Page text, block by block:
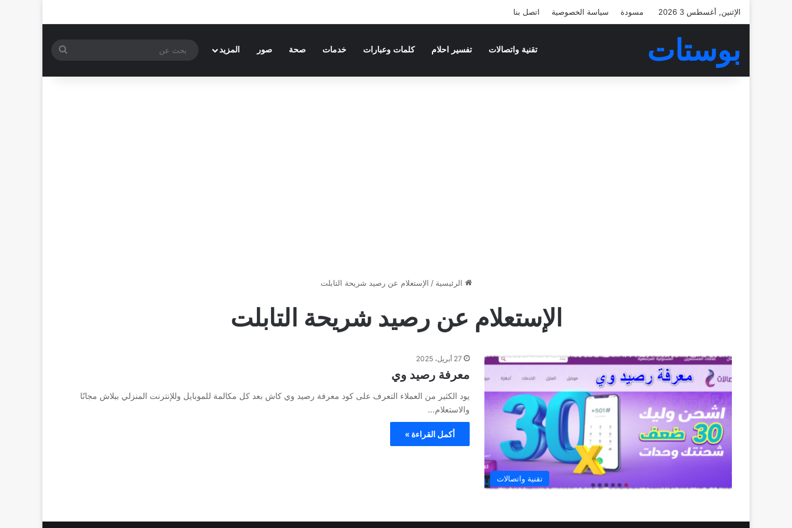
الإثنين, أغسطس 3 2026 مسودة سياسة الخصوصية اتصل بنا
بوستات تقنية واتصالات تفسير احلام كلمات وعبارات خدمات صحة صور المزيد
بحث
الرئيسية / الإستعلام عن رصيد شريحة التابلت
الإستعلام عن رصيد شريحة التابلت
تقنية واتصالات
27 أبريل، 2025
معرفة رصيد وي
يود الكثير من العملاء التعرف على كود معرفة رصيد وي كاش بعد كل مكالمة للموبايل وللإنترنت المنزلي ببلاش مجانًا
والاستعلام…
أكمل القراءة »